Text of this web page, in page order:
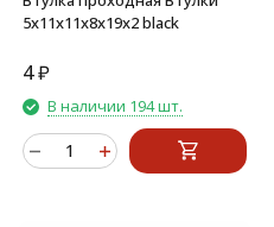
5х11х11х8х19х2 black
4₽
В наличии 194 шт.